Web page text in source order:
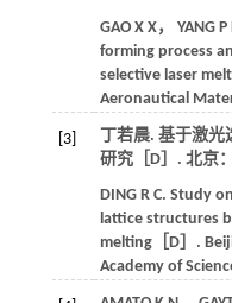
GAO X X， YANG P
forming process
selective laser
Aeronautical
[3]
丁若晨. 基于激
研究［D］. 北京
DING R C. Study
lattice structures
melting［D］.
Academy of